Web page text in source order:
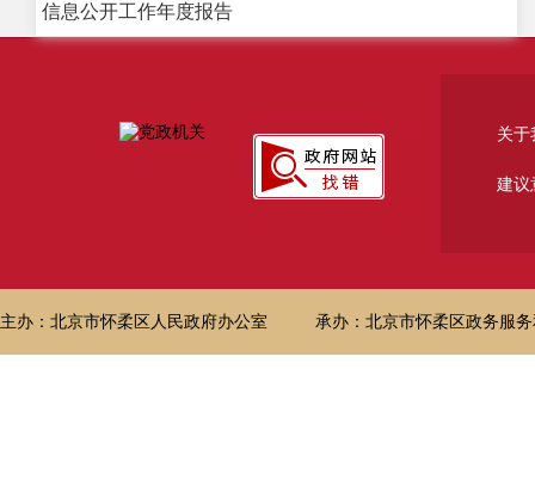
信息公开工作年度报告
关于
建议
主办：北京市怀柔区人民政府办公室 承办：北京市怀柔区政务服